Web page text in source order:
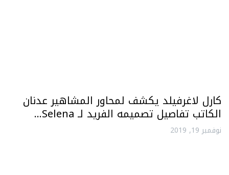
كارل لاغرفيلد يكشف لمحاور المشاهير عدنان
الكاتب تفاصيل تصميمه الفريد لـ Selena…
نوفمبر 19, 2019